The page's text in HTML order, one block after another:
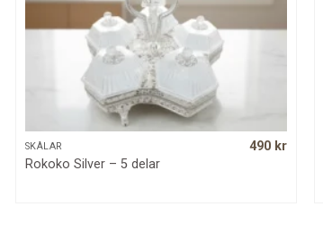
SKÅLAR
Rokoko Silver – 5 delar
490 kr